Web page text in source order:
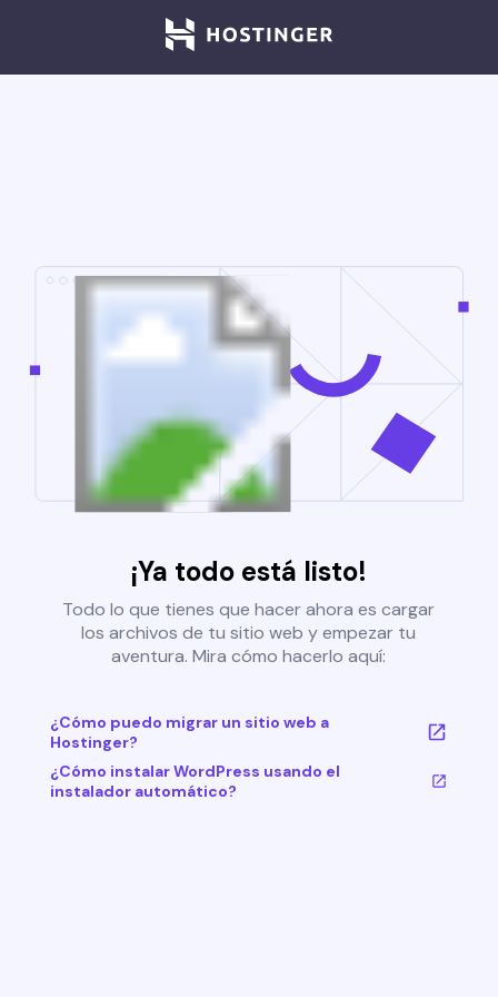
¡Ya todo está listo!
Todo lo que tienes que hacer ahora es cargar
los archivos de tu sitio web y empezar tu
aventura. Mira cómo hacerlo aquí:
¿Cómo puedo migrar un sitio web a
Hostinger?
¿Cómo instalar WordPress usando el
instalador automático?